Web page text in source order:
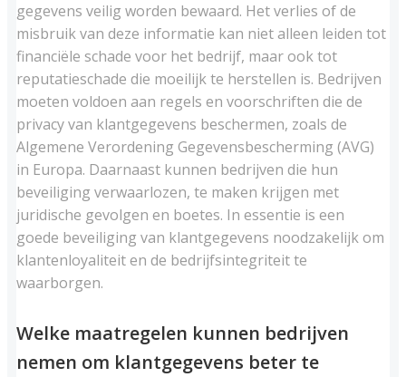
gegevens veilig worden bewaard. Het verlies of de
misbruik van deze informatie kan niet alleen leiden tot
financiële schade voor het bedrijf, maar ook tot
reputatieschade die moeilijk te herstellen is. Bedrijven
moeten voldoen aan regels en voorschriften die de
privacy van klantgegevens beschermen, zoals de
Algemene Verordening Gegevensbescherming (AVG)
in Europa. Daarnaast kunnen bedrijven die hun
beveiliging verwaarlozen, te maken krijgen met
juridische gevolgen en boetes. In essentie is een
goede beveiliging van klantgegevens noodzakelijk om
klantenloyaliteit en de bedrijfsintegriteit te
waarborgen.
Welke maatregelen kunnen bedrijven
nemen om klantgegevens beter te